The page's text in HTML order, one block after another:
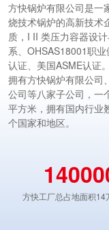
方快锅炉有限公司是一
烧技术锅炉的高新技术
质，I II 类压力容器设
系、OHSAS18001职
认证、美国ASME认证
拥有方快锅炉有限公司
公司等八家子公司，一
平方米，拥有国内行业
个国家和地区。
方快工厂总占地面积14